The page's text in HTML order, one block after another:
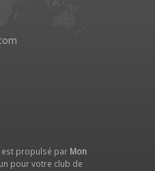
est propulsé par Mon
pour votre club de